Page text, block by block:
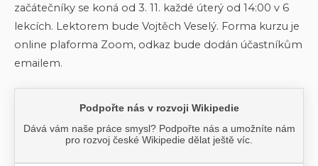
začátečníky se koná od 3. 11. každé úterý od 14:00 v 6
lekcích. Lektorem bude Vojtěch Veselý. Forma kurzu je
online plaforma Zoom, odkaz bude dodán účastníkům
emailem.